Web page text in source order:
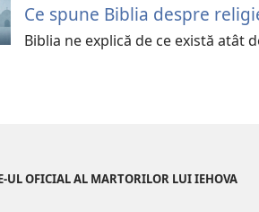
Ce spune Biblia despre
Biblia ne explică de ce există atât
UL OFICIAL AL MARTORILOR LUI IEHOVA